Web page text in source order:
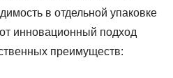
в отдельной упаковке
инновационный подход
преимуществ: